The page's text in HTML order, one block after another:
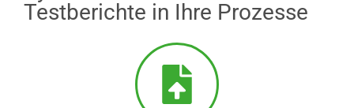
Testberichte in Ihre Prozesse